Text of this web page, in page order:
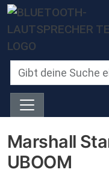
Direkt zum Inhalt
Marshall
UBOOM